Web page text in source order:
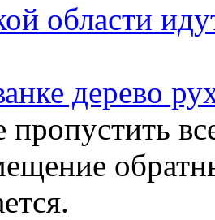
области
дерево